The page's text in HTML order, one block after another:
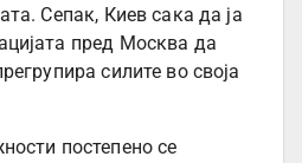
Сепак, Киев сака да ја
пред Москва да
силите во своја
постепено се